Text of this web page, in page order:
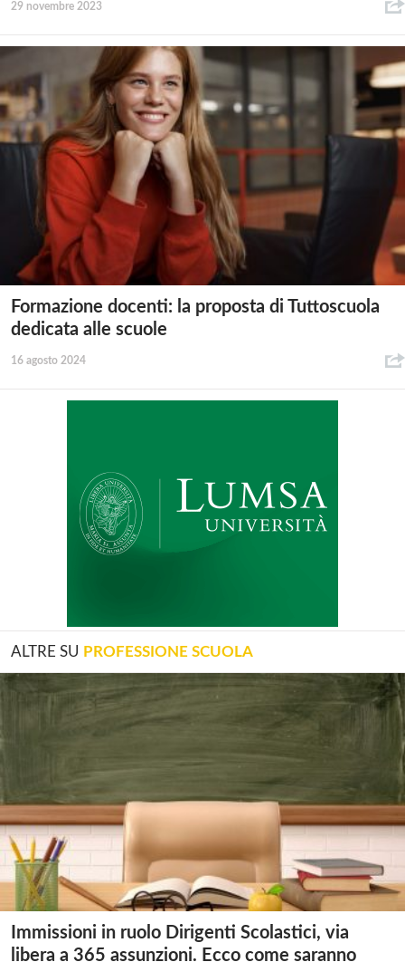
29 novembre 2023
Formazione docenti: la proposta di Tuttoscuola
dedicata alle scuole
16 agosto 2024
ALTRE SU PROFESSIONE SCUOLA
Immissioni in ruolo Dirigenti Scolastici, via
libera a 365 assunzioni. Ecco come saranno